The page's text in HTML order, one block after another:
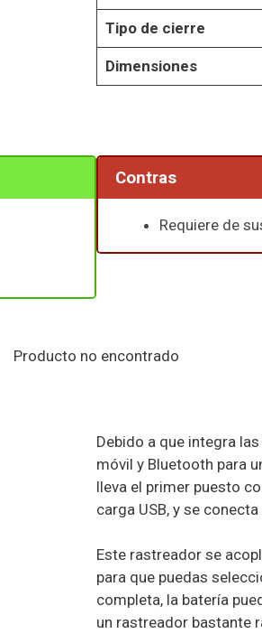
Tipo de cierre
Dimensiones
Contras
Requiere de
Producto no encontrado
Debido a que integra
móvil y Bluetooth para
lleva el primer puesto
carga USB, y se
Este rastreador se
para que puedas
completa, la batería
un rastreador bastante